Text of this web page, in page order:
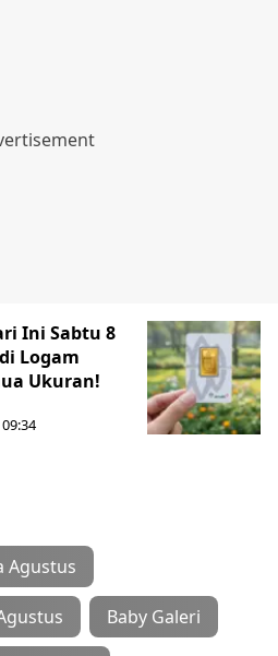
Ini Sabtu 8
Logam
Ukuran!
Agustus
Baby Galeri